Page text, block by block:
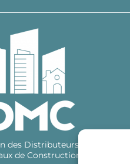
des Distributeurs
de Construction